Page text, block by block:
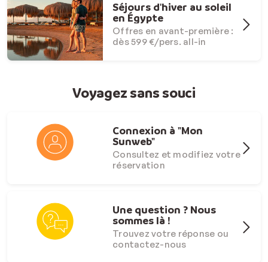
Séjours d'hiver au soleil
en Égypte
Offres en avant-première :
dès 599 €/pers. all-in
Voyagez sans souci
Connexion à "Mon
Sunweb"
Consultez et modifiez votre
réservation
Une question ? Nous
sommes là !
Trouvez votre réponse ou
contactez-nous